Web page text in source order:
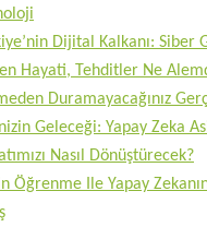
Dijital Kalkanı: Siber
Hayati, Tehditler Ne
Duramayacağınız
Geleceği: Yapay Zeka
Nasıl Dönüştürecek?
Öğrenme Ile Yapay